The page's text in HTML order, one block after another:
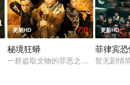
的童年中长大，母亲又突然失踪后
更新HD 7.0
秘境狂蟒
一群盗取文物的罪恶之徒，在一次盗
更新HD
菲律宾
暂无剧情